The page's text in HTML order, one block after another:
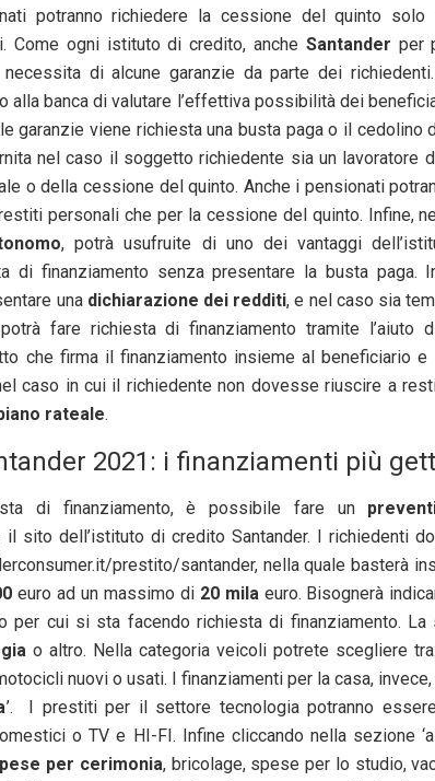
potranno richiedere la cessione del quinto solo
Come ogni istituto di credito, anche Santander per
necessita di alcune garanzie da parte dei
alla banca di valutare l’effettiva possibilità dei
garanzie viene richiesta una busta paga o il cedolino
nel caso il soggetto richiedente sia un lavoratore
o della cessione del quinto. Anche i pensionati
personali che per la cessione del quinto. Infine,
, potrà usufruite di uno dei vantaggi
di finanziamento senza presentare la busta paga.
una dichiarazione dei redditi, e nel caso sia
fare richiesta di finanziamento tramite l’aiuto
che firma il finanziamento insieme al beneficiario
caso in cui il richiedente non dovesse riuscire a
rateale.
2021: i finanziamenti più
di finanziamento, è possibile fare un
sito dell’istituto di credito Santander. I richiedenti
prestito/santander, nella quale basterà
euro ad un massimo di 20 mila euro. Bisognerà
per cui si sta facendo richiesta di finanziamento.
o altro. Nella categoria veicoli potrete scegliere
nuovi o usati. I finanziamenti per la casa,
’. I prestiti per il settore tecnologia potranno
o TV e HI-FI. Infine cliccando nella sezione
per cerimonia, bricolage, spese per lo studio,